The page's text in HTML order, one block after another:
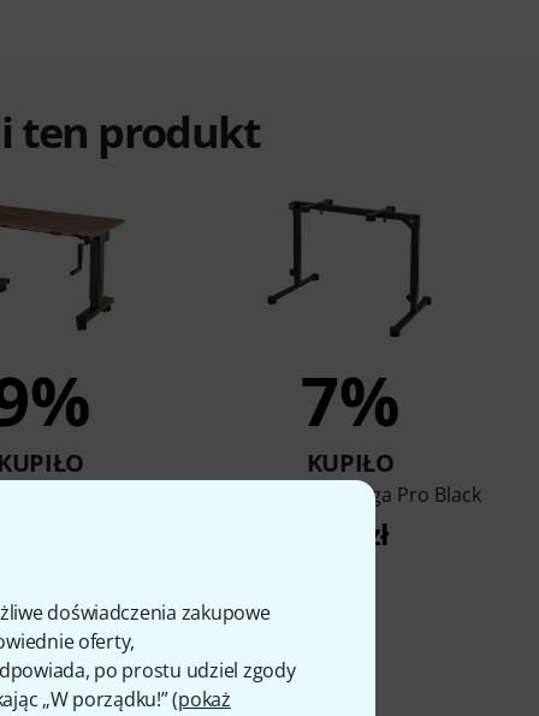
doświadczenia zakupowe
oferty,
po prostu udziel zgody
„W porządku!” (pokaż
ten produkt
KUPIŁO
7%
KUPIŁO
K&M 18820 Omega Pro Black
722 zł